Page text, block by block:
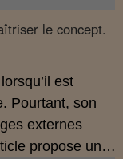
pour
dans une
et sans
le concept.
est
Pourtant, son
externes
propose une